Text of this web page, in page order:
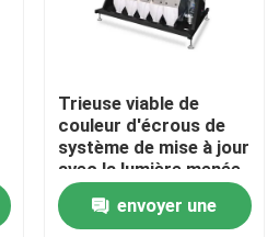
Trieuse viable de
couleur d'écrous de
système de mise à jour
avec la lumière menée
envoyer une